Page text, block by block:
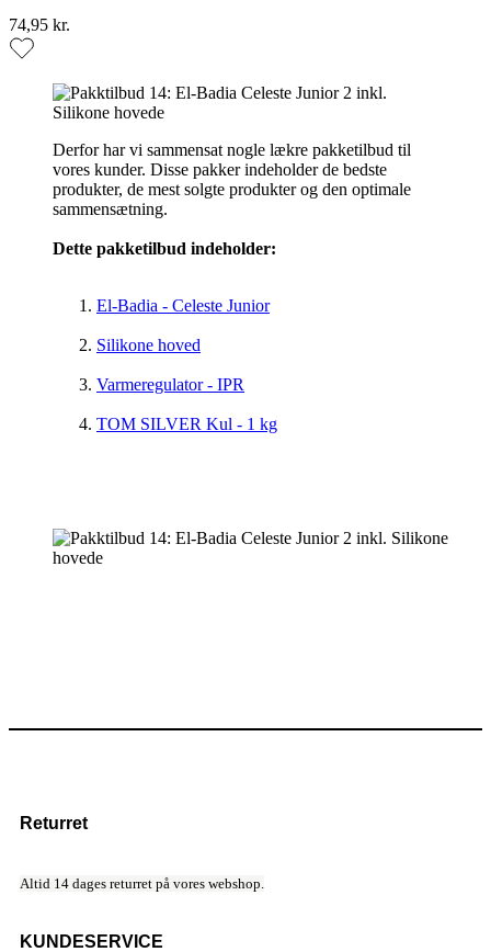
74,95 kr.
Derfor har vi sammensat nogle lækre pakketilbud til
vores kunder. Disse pakker indeholder de bedste
produkter, de mest solgte produkter og den optimale
sammensætning.
Dette pakketilbud indeholder:
El-Badia - Celeste Junior
Silikone hoved
Varmeregulator - IPR
TOM SILVER Kul - 1 kg
Returret
Altid 14 dages returret på vores webshop.
KUNDESERVICE